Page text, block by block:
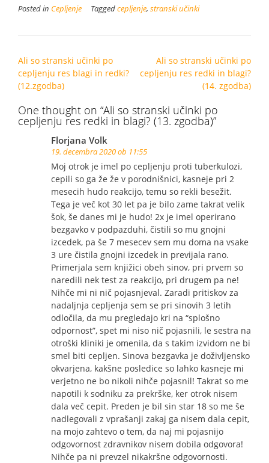
Posted in Cepljenje Taggedcepljenje, stranski učinki
Post
navigation
Ali so stranski učinki po
cepljenju res blagi in redki?
(12.zgodba)
Ali so stranski učinki po
cepljenju res redki in blagi?
(14. zgodba)
One thought on “Ali so stranski učinki po
cepljenju res redki in blagi? (13. zgodba)”
Florjana Volk
19. decembra 2020 ob 11:55
Moj otrok je imel po cepljenju proti tuberkulozi,
cepili so ga že že v porodnišnici, kasneje pri 2
mesecih hudo reakcijo, temu so rekli besežit.
Tega je več kot 30 let pa je bilo zame takrat velik
šok, še danes mi je hudo! 2x je imel operirano
bezgavko v podpazduhi, čistili so mu gnojni
izcedek, pa še 7 mesecev sem mu doma na vsake
3 ure čistila gnojni izcedek in previjala rano.
Primerjala sem knjižici obeh sinov, pri prvem so
naredili nek test za reakcijo, pri drugem pa ne!
Nihče mi ni nič pojasnjeval. Zaradi pritiskov za
nadaljnja cepljenja sem se pri sinovih 3 letih
odločila, da mu pregledajo kri na “splošno
odpornost”, spet mi niso nič pojasnili, le sestra na
otroški kliniki je omenila, da s takim izvidom ne bi
smel biti cepljen. Sinova bezgavka je doživljensko
okvarjena, kakšne posledice so lahko kasneje mi
verjetno ne bo nikoli nihče pojasnil! Takrat so me
napotili k sodniku za prekrške, ker otrok nisem
dala več cepit. Preden je bil sin star 18 so me še
nadlegovali z vprašanji zakaj ga nisem dala cepit,
na mojo zahtevo o tem, da naj mi pojasnijo
odgovornost zdravnikov nisem dobila odgovora!
Nihče pa ni prevzel nikakršne odgovornosti.